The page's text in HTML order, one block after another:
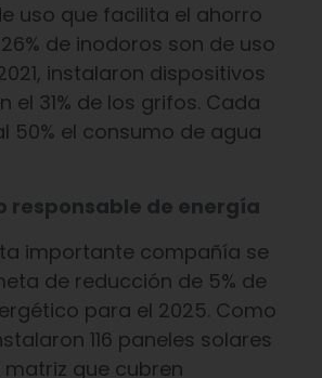
uso que facilita el ahorro
de inodoros son de uso
instalaron dispositivos
el 31% de los grifos. Cada
50% el consumo de agua
responsable de energía
importante compañía se
de reducción de 5% de
para el 2025. Como
116 paneles solares
que cubren